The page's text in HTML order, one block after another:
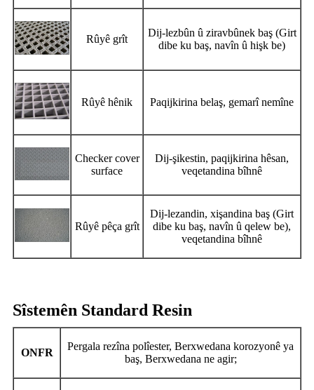
Rûyê grît
Dij-lezbûn û ziravbûnek baş (Girt
dibe ku baş, navîn û hişk be)
Rûyê hênik Paqijkirina belaş, gemarî nemîne
Checker cover
surface
Dij-şikestin, paqijkirina hêsan,
veqetandina bîhnê
Rûyê pêça grît
Dij-lezandin, xişandina baş (Girt
dibe ku baş, navîn û qelew be),
veqetandina bîhnê
Sîstemên Standard Resin
ONFR
Pergala rezîna polîester, Berxwedana korozyonê ya
baş, Berxwedana ne agir;